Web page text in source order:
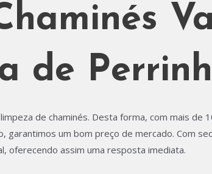
de
de chaminés. Desta forma, com mais de
um bom preço de mercado. Com
oferecendo assim uma resposta imediata.